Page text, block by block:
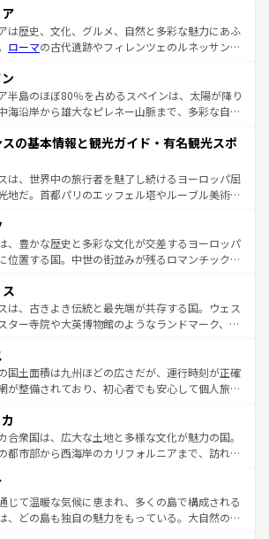
は歴史、文化、グルメ、自然と多彩な魅力にあふ
ローマの古代遺跡やフィレンツェのルネッサンス
スカーナの美しい田園風景やアマルフィ海岸の絶
自然景観も見逃せない。観光の合間には、本場の
スタなど、絶品のイタリア料理を堪能することも
れるイタリアで、忘れられない旅をしてみよう！
着のイタリア情報は
半島のほぼ80％を占めるスペインは、太陽が降り
海沿岸から雄大なピレネー山脈まで、多彩な自然
付くこの国では、情熱的なフラメンコ、熱気あふ
、そして美味しいタパスが生活の一部となってい
マドリードの洗練された雰囲気や、バルセロナの
溢れた街角から、地方では古代ローマ遺跡や中世
方によって風土や気候が異なるスペインはその個
性で訪れる人を魅了する。 なお、新着のスペイン情報は コ
一覧を参照してほしい。
の基本情報と観光ガイド・有名観光スポ
は、世界中の旅行者を魅了し続けるヨーロッパ屈
地だ。首都パリのエッフェル塔やルーブル美術館
い魅力が詰まっている。華麗な宮殿、歴史的な大
しいビーチ、そして豊かな自然が、訪れる者を心
する。また、フランスは美食の国としても知ら
ャンパンの発祥地であるランス、プロヴァンスの
ラベンダー畑など、多彩な楽しみ方が可能だ。さ
リ以外の地域にも魅力が溢れており、どの街角に
に足を運ぶとそれぞれで全く異なる文化を体験で
きるだろう。 なお、新着のフランス情報はコンテンツ一覧
てほしい。
、豊かな歴史と多彩な文化が交差するヨーロッパ
位置する国。中世の街並みが残るロマンチック街
この国は、どこを歩いても飽きることがない。ベ
文化的活気、バイエルン州のアルプスの絶景、そ
ン川沿いのワイン畑といった風景は必見。ビール
きな人にはぜひ体験してほしい。 なお、新着の
報はコンテンツ一覧を参照してほしい。
は、古きよき伝統と最先端が共存する国。ウェス
ター寺院や大英博物館のようなランドマーク、歴
に異なる魅力がある。また、優雅なアフタヌーン
ビール好きにはたまらない英国パブ、サッカー観
本場だからこそできる体験も豊富。イギリスを旅
を参照してほしい。
国土面積は九州ほどの広さだが、運行時刻が正確
が整備されており、初心者でも安心して個人旅行
そのまま残る町や、スイスならではのユニークな
あり、アルプス観光だけでなく町歩きも満喫する
きる。国民の所得が高いため物価も高いが、旅行
費無料で観光を楽しむこともできる。 なお、新
ス情報はコンテンツ一覧 を参照してほしい。
合衆国は、広大な土地と多様な文化が魅力の国。
都市部から西海岸のカリフォルニアまで、訪れる
巨大都市は、観光、ショッピング、エンターテイ
が詰まった刺激的なスポットだ。一方、アメリカ
大自然が広がり、グランドキャニオンやイエロー
じて温暖な気候に恵まれ、多くの島で構成される
、どの島も独自の魅力をもっている。大自然の神